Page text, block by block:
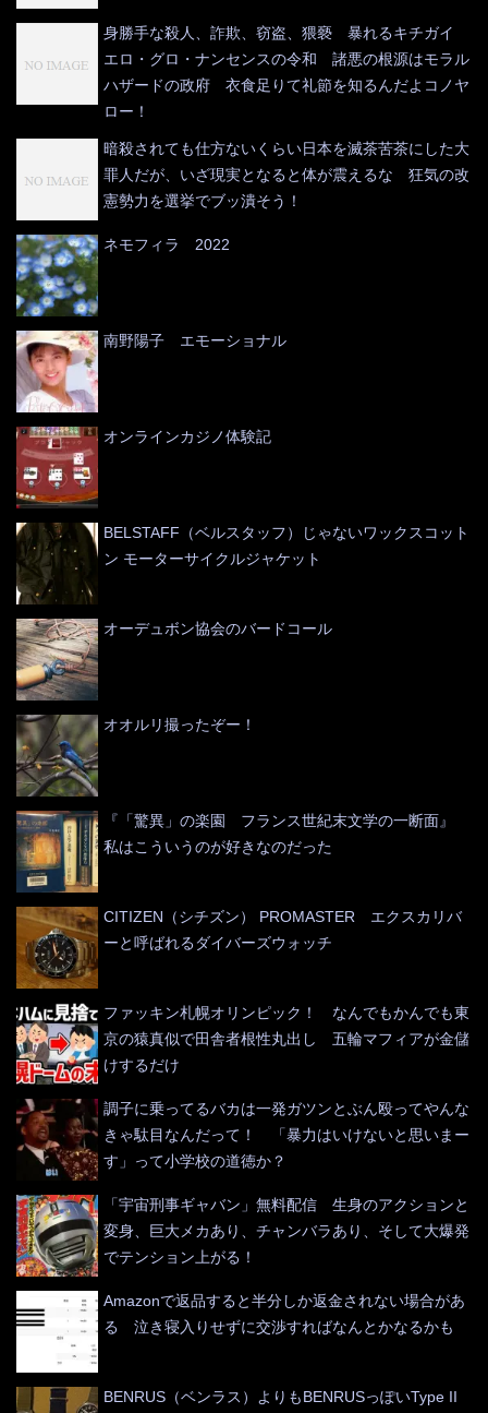
身勝手な殺人、詐欺、窃盗、猥褻 暴れるキチガイ
エロ・グロ・ナンセンスの令和 諸悪の根源はモラル
ハザードの政府 衣食足りて礼節を知るんだよコノヤ
ロー！
暗殺されても仕方ないくらい日本を滅茶苦茶にした大
罪人だが、いざ現実となると体が震えるな 狂気の改
憲勢力を選挙でブッ潰そう！
ネモフィラ 2022
南野陽子 エモーショナル
オンラインカジノ体験記
BELSTAFF（ベルスタッフ）じゃないワックスコット
ン モーターサイクルジャケット
オーデュボン協会のバードコール
オオルリ撮ったぞー！
『「驚異」の楽園 フランス世紀末文学の一断面』
私はこういうのが好きなのだった
CITIZEN（シチズン） PROMASTER エクスカリバ
ーと呼ばれるダイバーズウォッチ
ファッキン札幌オリンピック！ なんでもかんでも東
京の猿真似で田舎者根性丸出し 五輪マフィアが金儲
けするだけ
調子に乗ってるバカは一発ガツンとぶん殴ってやんな
きゃ駄目なんだって！ 「暴力はいけないと思いまー
す」って小学校の道徳か？
「宇宙刑事ギャバン」無料配信 生身のアクションと
変身、巨大メカあり、チャンバラあり、そして大爆発
でテンション上がる！
Amazonで返品すると半分しか返金されない場合があ
る 泣き寝入りせずに交渉すればなんとかなるかも
BENRUS（ベンラス）よりもBENRUSっぽいType II